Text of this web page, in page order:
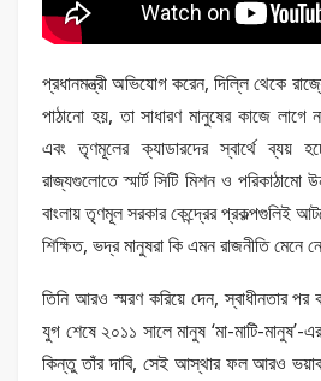
প্রধানমন্ত্রী অভিযোগ করেন, দিল্লি থেকে
পাঠানো হয়, তা সাধারণ মানুষের কাজে লাগে
এবং তৃণমূলের ক্যাডারদের স্বার্থে ব্যয়
রাজ্যগুলোতে স্মার্ট সিটি মিশন ও
বাংলায় তৃণমূল সরকার কেন্দ্রের প্রকল্পগুলিই
শিক্ষিত, ভদ্র মানুষরা কি এমন রাজনীতি মেনে
তিনি আরও স্মরণ করিয়ে দেন, স্বাধীনতার পর
যুগ শেষে ২০১১ সালে মানুষ ‘মা-মাটি-
কিন্তু তাঁর দাবি, সেই আস্থার ফল আরও